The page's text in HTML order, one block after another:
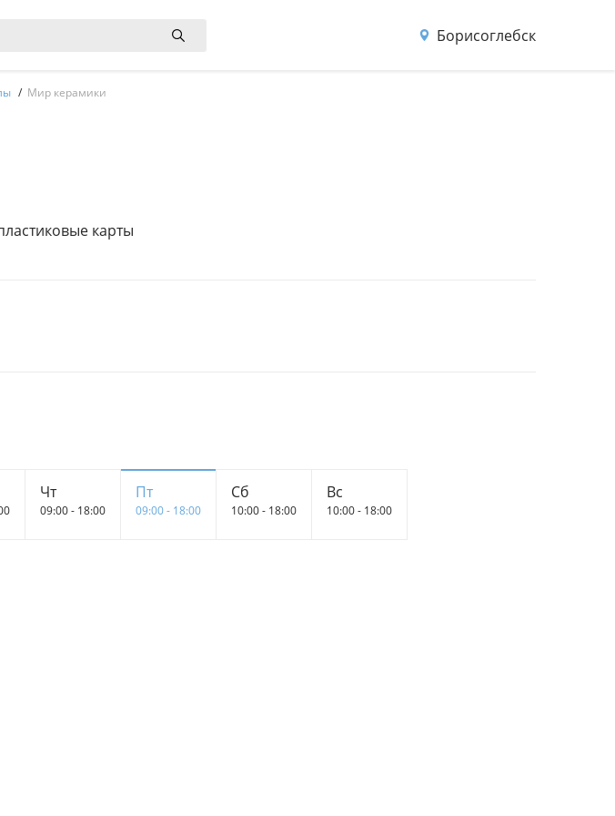
Борисоглебск
Мир керамики
карты
Чт
09:00 - 18:00
Пт
09:00 - 18:00
Сб
10:00 - 18:00
Вс
10:00 - 18:00